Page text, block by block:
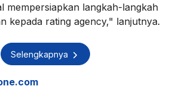
mempersiapkan langkah-langkah
kepada rating agency," lanjutnya.
Selengkapnya